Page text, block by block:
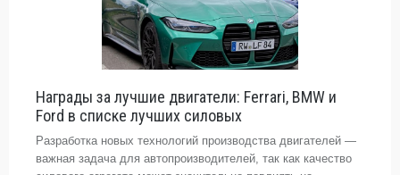
Награды за лучшие двигатели: Ferrari, BMW и
Ford в списке лучших силовых
Разработка новых технологий производства двигателей —
важная задача для автопроизводителей, так как качество